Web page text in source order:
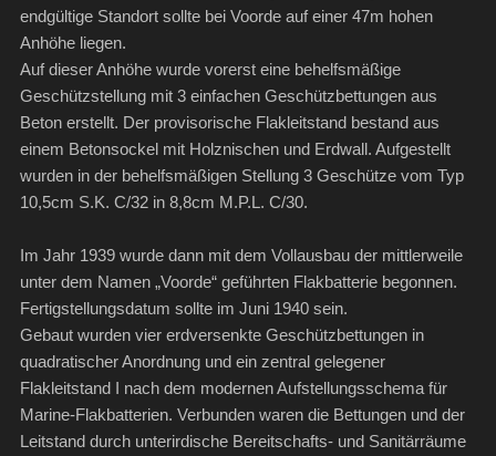
endgültige Standort sollte bei Voorde auf einer 47m hohen
Anhöhe liegen.
Auf dieser Anhöhe wurde vorerst eine behelfsmäßige
Geschützstellung mit 3 einfachen Geschützbettungen aus
Beton erstellt. Der provisorische Flakleitstand bestand aus
einem Betonsockel mit Holznischen und Erdwall. Aufgestellt
wurden in der behelfsmäßigen Stellung 3 Geschütze vom Typ
10,5cm S.K. C/32 in 8,8cm M.P.L. C/30.
Im Jahr 1939 wurde dann mit dem Vollausbau der mittlerweile
unter dem Namen „Voorde“ geführten Flakbatterie begonnen.
Fertigstellungsdatum sollte im Juni 1940 sein.
Gebaut wurden vier erdversenkte Geschützbettungen in
quadratischer Anordnung und ein zentral gelegener
Flakleitstand I nach dem modernen Aufstellungsschema für
Marine-Flakbatterien. Verbunden waren die Bettungen und der
Leitstand durch unterirdische Bereitschafts- und Sanitärräume